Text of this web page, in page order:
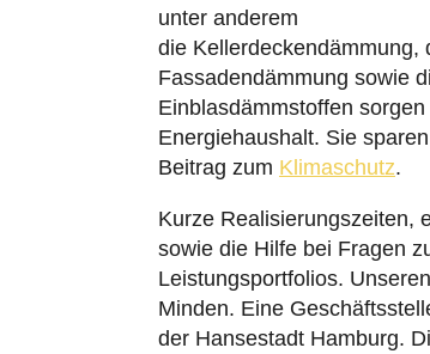
die Kellerdeckendämmung,
Fassadendämmung sowie
Einblasdämmstoffen
Energiehaushalt. Sie
Beitrag zumKlimaschutz.
sowie die Hilfe bei Fragen
Leistungsportfolios.
Minden. Eine
der Hansestadt Hamburg.
Vorstellungen sind der